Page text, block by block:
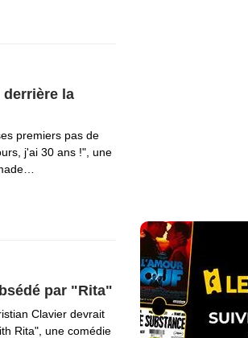
derrière la
premiers pas de
j'ai 30 ans !", une
par "Rita"
Clavier devrait
Rita", une comédie